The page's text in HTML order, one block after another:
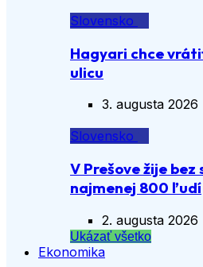
Slovensko
Hagyari chce
ulicu
3. augusta 2026
Slovensko
V Prešove žije
najmenej 800 ľudí
2. augusta 2026
Ukázať všetko
Ekonomika